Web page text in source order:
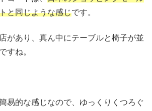
と同じような感じです。
があり、真ん中にテーブルと椅子が並
すね。
易的な感じなので、ゆっくりくつろぐ